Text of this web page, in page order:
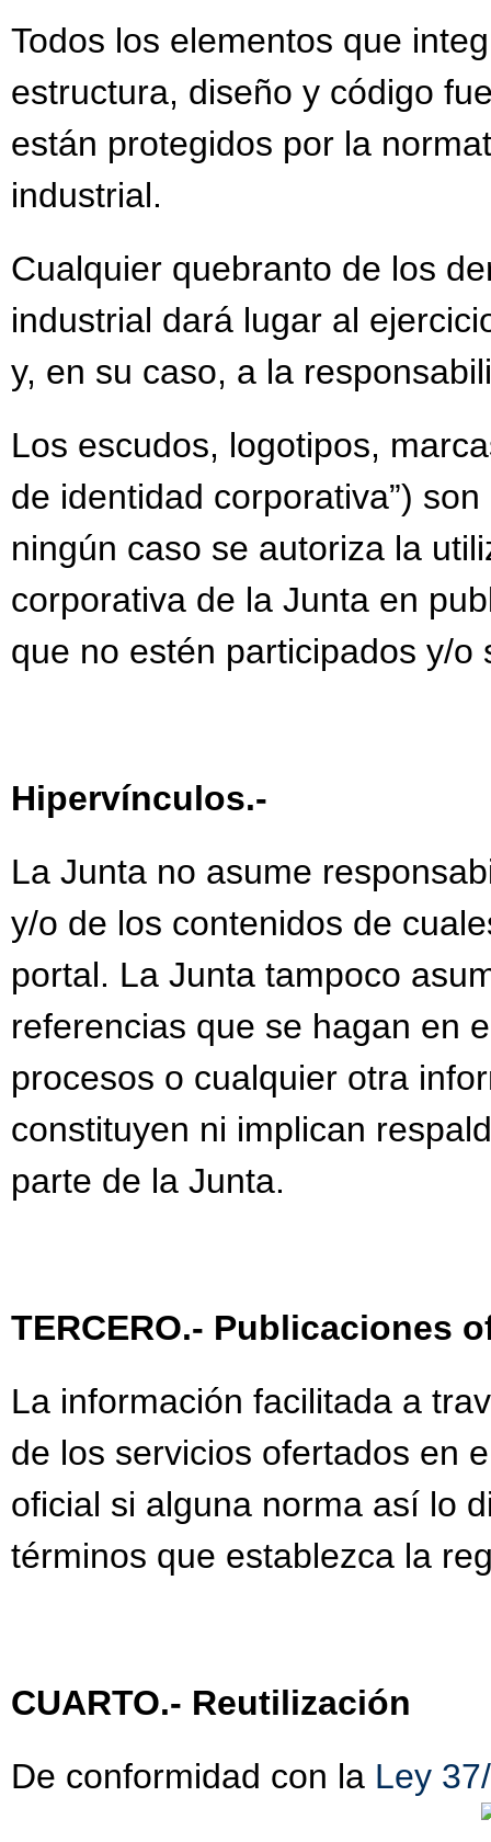
Todos los elementos que
estructura, diseño y código
están protegidos por la
industrial.
Cualquier quebranto de los
industrial dará lugar al
y, en su caso, a la
Los escudos, logotipos,
de identidad corporativa”)
ningún caso se autoriza la
corporativa de la Junta en
que no estén participados y/
Hipervínculos.-
La Junta no asume
y/o de los contenidos de
portal. La Junta tampoco
referencias que se hagan en
procesos o cualquier otra
constituyen ni implican
parte de la Junta.
TERCERO.- Publicaciones
La información facilitada a
de los servicios ofertados en
oficial si alguna norma así lo
términos que establezca la
CUARTO.- Reutilización
De conformidad con la Ley